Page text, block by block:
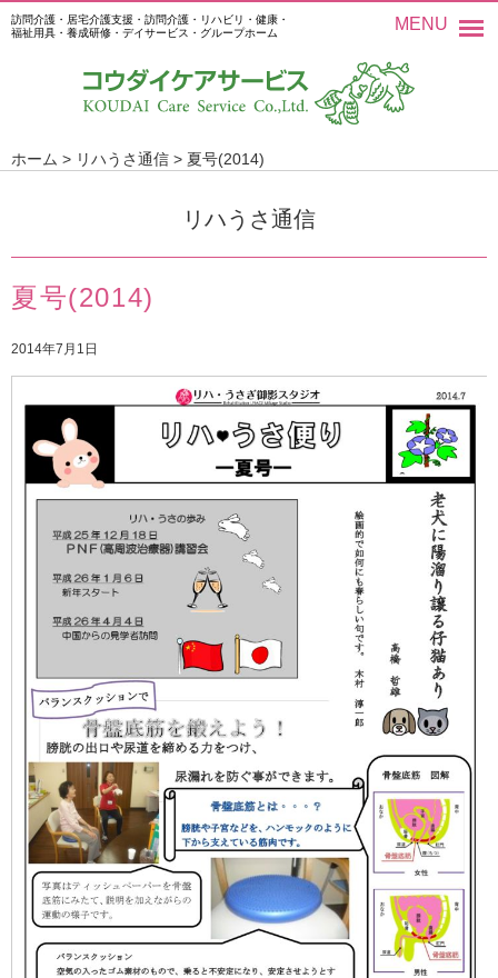
訪問介護・居宅介護支援・訪問介護・リハビリ・健康・
福祉用具・養成研修・デイサービス・グループホーム
MENU
ホーム > リハうさ通信 > 夏号(2014)
リハうさ通信
夏号(2014)
2014年7月1日